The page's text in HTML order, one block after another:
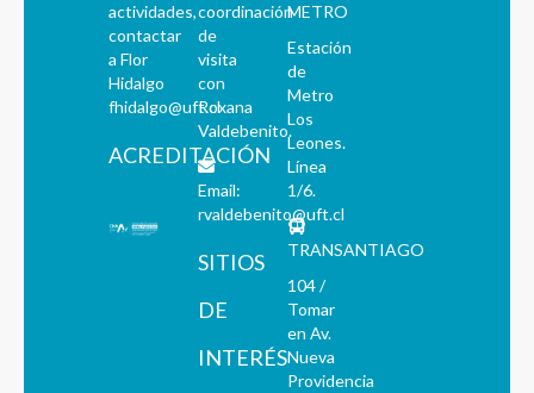
actividades,
contactar
a Flor
Hidalgo
fhidalgo@uft.cl
ACREDITACIÓN
coordinación
de
visita
con
Roxana
Valdebenito.
Email:
rvaldebenito@uft.cl
SITIOS
DE
INTERÉS
METRO
Estación
de
Metro
Los
Leones.
Línea
1/6.
TRANSANTIAGO
104 /
Tomar
en Av.
Nueva
Providencia